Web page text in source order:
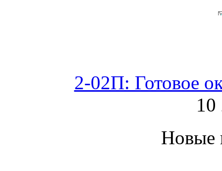
2-02П: Готовое
10
Новые